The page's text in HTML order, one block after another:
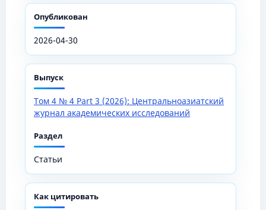
Опубликован
2026-04-30
Выпуск
Том 4 № 4 Part 3 (2026): Центральноазиатский
журнал академических исследований
Раздел
Статьи
Как цитировать